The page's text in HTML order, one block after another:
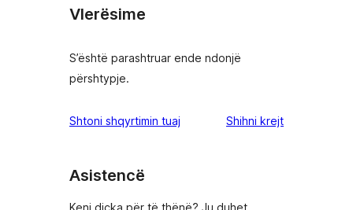
Vlerësime
S’është parashtruar ende ndonjë
përshtypje.
Shtoni shqyrtimin tuaj Shihni krejtshqyrtimet
Asistencë